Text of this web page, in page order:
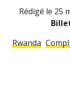
rédigé le 25
Rwanda